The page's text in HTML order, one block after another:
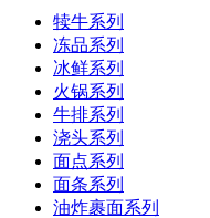
犊牛系列
冻品系列
冰鲜系列
火锅系列
牛排系列
浇头系列
面点系列
面条系列
油炸裹面系列